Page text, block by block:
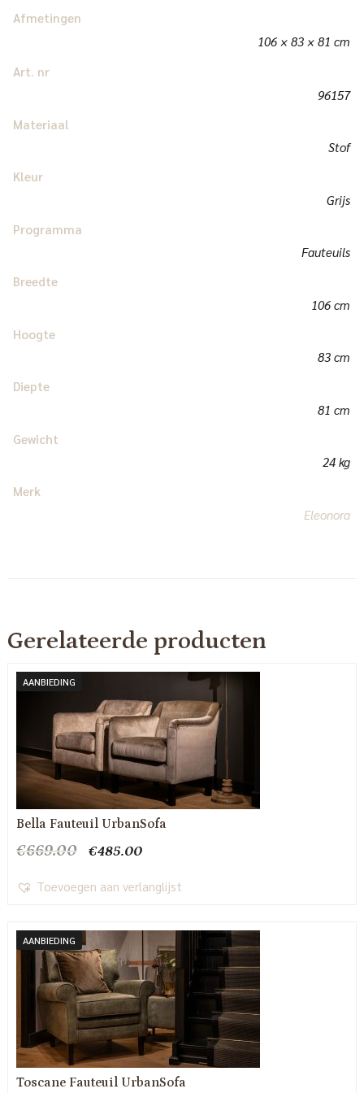
Afmetingen
106 × 83 × 81 cm
Art. nr
96157
Materiaal
Stof
Kleur
Grijs
Programma
Fauteuils
Breedte
106 cm
Hoogte
83 cm
Diepte
81 cm
Gewicht
24 kg
Merk
Eleonora
Gerelateerde producten
AANBIEDING
Bella Fauteuil UrbanSofa
€669.00
Oorspronkelijke
was:
€485.00Huidige
is:
Toevoegen aan verlanglijst
AANBIEDING
Toscane Fauteuil UrbanSofa